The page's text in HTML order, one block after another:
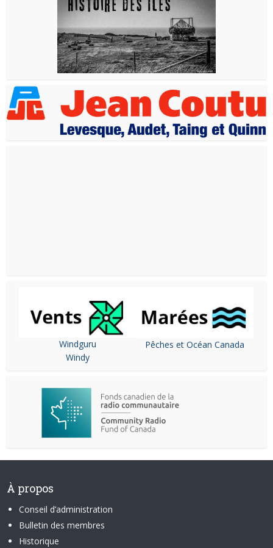
Windguru
Windy
Pêches et Océan Canada
À propos
Conseil d’administration
Bulletin des membres
Historique